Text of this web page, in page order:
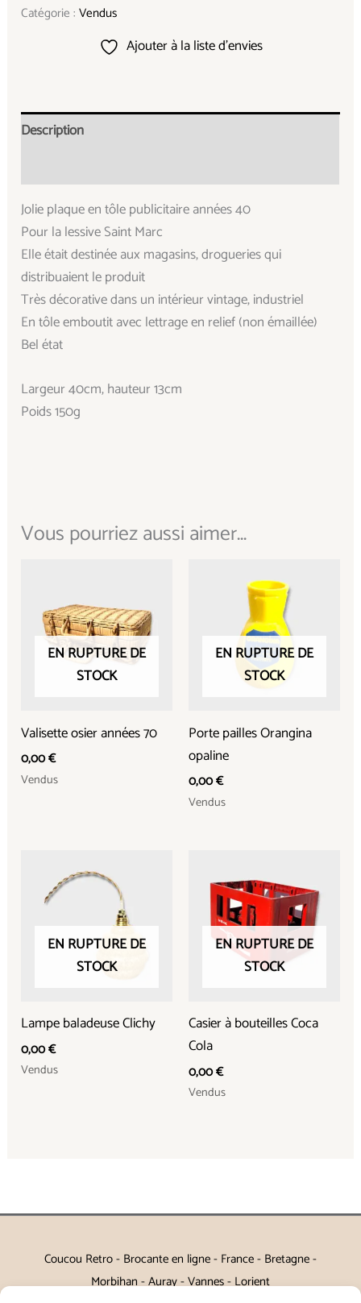
Catégorie :Vendus
Ajouter à la liste d’envies
Description
Jolie plaque en tôle publicitaire années 40
Pour la lessive Saint Marc
Elle était destinée aux magasins, drogueries qui
distribuaient le produit
Très décorative dans un intérieur vintage, industriel
En tôle emboutit avec lettrage en relief (non émaillée)
Bel état
Largeur 40cm, hauteur 13cm
Poids 150g
Vous pourriez aussi aimer...
EN RUPTURE DE
STOCK
Valisette osier années 70
0,00€
Vendus
EN RUPTURE DE
STOCK
Porte pailles Orangina
opaline
0,00€
Vendus
EN RUPTURE DE
STOCK
Lampe baladeuse Clichy
0,00€
Vendus
EN RUPTURE DE
STOCK
Casier à bouteilles Coca
Cola
0,00€
Vendus
Coucou Retro - Brocante en ligne - France - Bretagne -
Morbihan - Auray - Vannes - Lorient